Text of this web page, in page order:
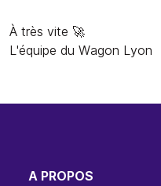
À très vite 🚀
L'équipe du Wagon Lyon
A PROPOS